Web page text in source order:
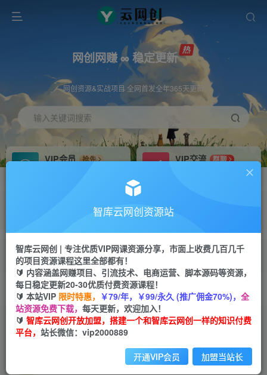
网创网赚 ∞ 稳定更新
网创资源&实战项目 全网首发全年365天更新
输入关键词搜索
VIP会员
抢先
VIP交流
群聊
研究探讨更多创业项目路子。
会员专属推广链接
网赚网创 项目
365天稳定跟新
APP下载
GO
首页 创业课程 会员免费 正文
冷门暴利！靠卖狗粮猫粮发家致富，月入2w+适合
新手小白【揭秘】
关注 私信
智库云网创资源站
智库云网创 | 专注优质VIP网课资源分享，市面上收费几百几千
的项目资源课程这里全部都有！
🔰 内容涵盖网赚项目、引流技术、电商运营、脚本源码等资源，
每日稳定更新20-30优质付费资源课程！
🔰 本站VIP 限时特惠， ￥79/年，￥99/永久 (推广佣金70%)， 全
站资源免费下载， 每天更新，欢迎加入！
🔰 智库云网创开放加盟，搭建一个和智库云网创一样的知识付费
平台， 站长微信：vip2000889
开通VIP会员 加盟当站长